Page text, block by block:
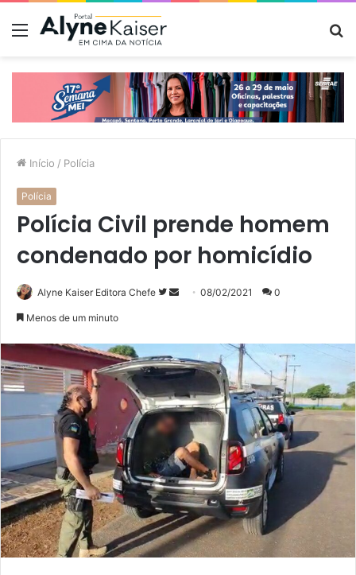
Menu
Início / Polícia
Polícia
Polícia Civil prende homem
condenado por homicídio
Alyne Kaiser Editora Chefe
SigaMande08/02/2021 0
Menos de um minuto